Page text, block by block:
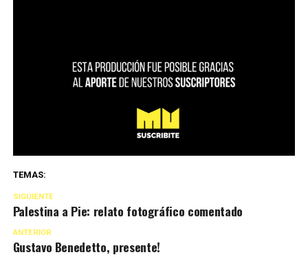
TEMAS:
SIGUIENTE
Palestina a Pie: relato fotográfico comentado
ANTERIOR
Gustavo Benedetto, presente!